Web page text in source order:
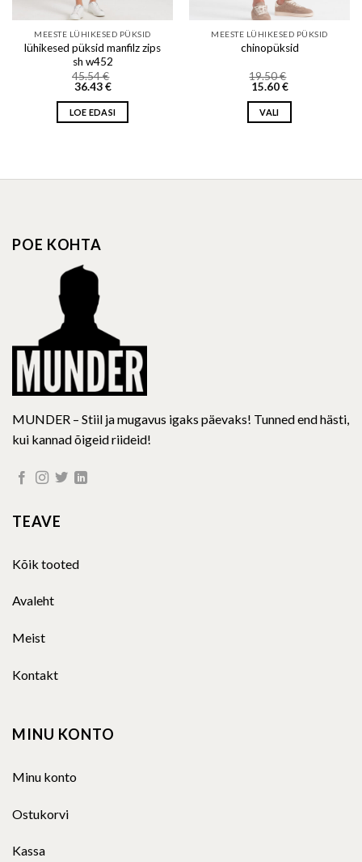
MEESTE LÜHIKESED PÜKSID
lühikesed püksid manfilz zips
sh w452
45.54€
36.43€
LOE EDASI
MEESTE LÜHIKESED PÜKSID
chinopüksid
19.50€
15.60€
VALI
multiple
POE KOHTA
MUNDER – Stiil ja mugavus igaks päevaks! Tunned end hästi,
kui kannad õigeid riideid!
TEAVE
Kõik tooted
Avaleht
Meist
Kontakt
MINU KONTO
Minu konto
Ostukorvi
Kassa